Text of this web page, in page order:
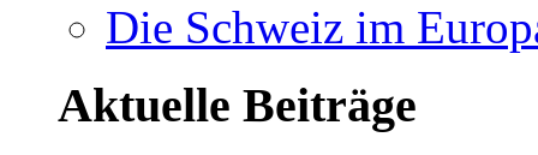
Die Schweiz im
Aktuelle Beiträge